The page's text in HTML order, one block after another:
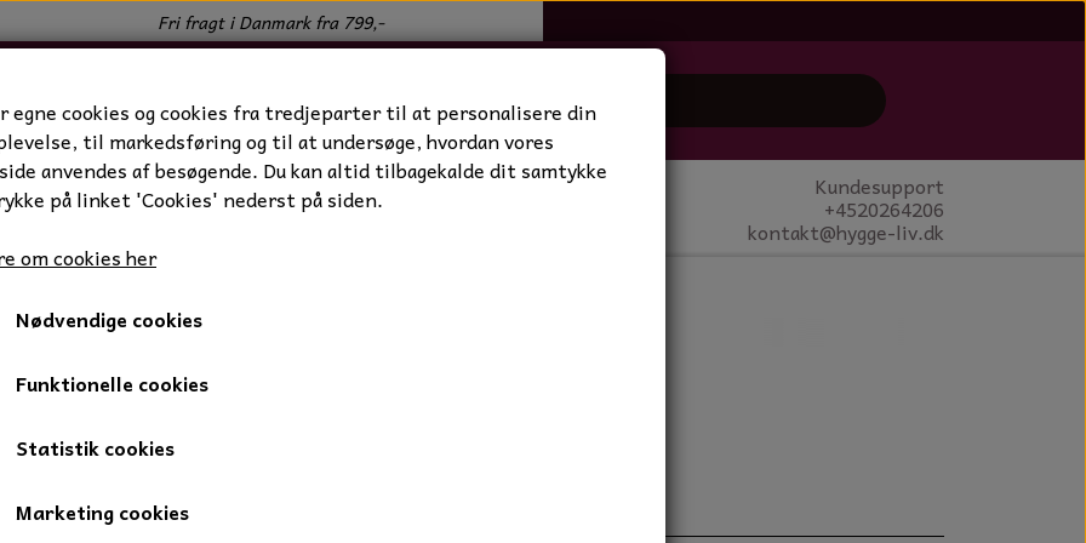
Fri fragt i Danmark fra 799,-
Kundesupport
+4520264206
kontakt@hygge-liv.dk
Turkis
Turkis
80,00 kr.
egne cookies og cookies fra tredjeparter til at personalisere din
til markedsføring og til at undersøge, hvordan vores
anvendes af besøgende. Du kan altid tilbagekalde dit samtykke
på linket 'Cookies' nederst på siden.
om cookies her
Nødvendige cookies
Funktionelle cookies
Statistik cookies
Marketing cookies